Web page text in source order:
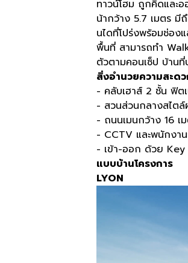
ทาวน์โฮม ถูกคิดและ
น้ากว้าง 5.7 เมตร
นไดที่โปร่งพร้อมช่อง
พื้นที่ สามารถทำ
ตัวตามคอนเซ็ป บ้าน
สิ่งอำนวยความสะดว
- คลับเฮาส์ 2 ชั้น ฟิต
- สวนส่วนกลางสไตล์
- ถนนเมนกว้าง 16 เ
- CCTV และพนักงา
- เข้า-ออก ด้วย
แบบบ้านโครงการ
LYON